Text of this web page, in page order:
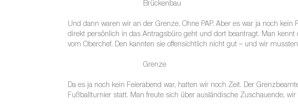
Brückenbau
Und dann waren wir an der Grenze. Ohne PAP. Aber es war ja noch
direkt persönlich in das Antragsbüro geht und dort beantragt. Man
vom Oberchef. Den kannten sie offensichtlich nicht gut – und wir
Grenze
Da es ja noch kein Feierabend war, hatten wir noch Zeit. Der
Fußballturnier statt. Man freute sich über ausländische Zuschauende,